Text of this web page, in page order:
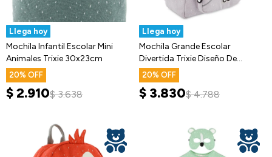
Llega hoy
Mochila Infantil Escolar Mini
Animales Trixie 30x23cm
20
$2.910$ 3.638
Llega hoy
Mochila Grande Escolar
Divertida Trixie Diseño De
Animales
20
$ 3.830$ 4.788